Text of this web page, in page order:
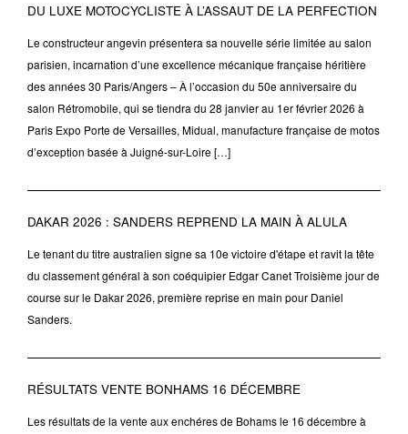
DU LUXE MOTOCYCLISTE À L’ASSAUT DE LA PERFECTION
Le constructeur angevin présentera sa nouvelle série limitée au salon
parisien, incarnation d’une excellence mécanique française héritière
des années 30 Paris/Angers – À l’occasion du 50e anniversaire du
salon Rétromobile, qui se tiendra du 28 janvier au 1er février 2026 à
Paris Expo Porte de Versailles, Midual, manufacture française de motos
d’exception basée à Juigné-sur-Loire […]
DAKAR 2026 : SANDERS REPREND LA MAIN À ALULA
Le tenant du titre australien signe sa 10e victoire d'étape et ravit la tête
du classement général à son coéquipier Edgar Canet Troisième jour de
course sur le Dakar 2026, première reprise en main pour Daniel
Sanders.
RÉSULTATS VENTE BONHAMS 16 DÉCEMBRE
Les résultats de la vente aux enchéres de Bohams le 16 décembre à